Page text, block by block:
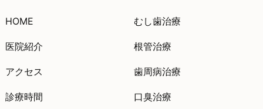
HOME
医院紹介
アクセス
診療時間
むし歯治療
根管治療
歯周病治療
口臭治療